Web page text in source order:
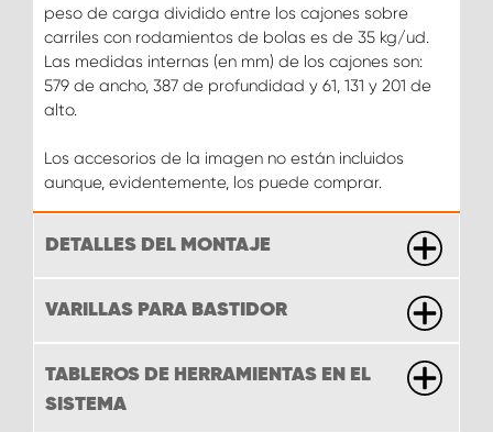
peso de carga dividido entre los cajones sobre
carriles con rodamientos de bolas es de 35 kg/ud.
Las medidas internas (en mm) de los cajones son:
579 de ancho, 387 de profundidad y 61, 131 y 201 de
alto.
Los accesorios de la imagen no están incluidos
aunque, evidentemente, los puede comprar.
DETALLES DEL MONTAJE
VARILLAS PARA BASTIDOR
TABLEROS DE HERRAMIENTAS EN EL
SISTEMA